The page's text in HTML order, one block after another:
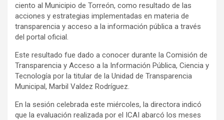
ciento al Municipio de Torreón, como resultado de las
acciones y estrategias implementadas en materia de
transparencia y acceso a la información pública a través
del portal oficial.
Este resultado fue dado a conocer durante la Comisión de
Transparencia y Acceso a la Información Pública, Ciencia y
Tecnología por la titular de la Unidad de Transparencia
Municipal, Marbil Valdez Rodríguez.
En la sesión celebrada este miércoles, la directora indicó
que la evaluación realizada por el ICAI abarcó los meses